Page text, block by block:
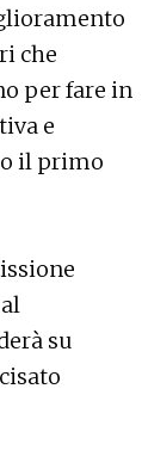
che
per fare in
e
il primo
su